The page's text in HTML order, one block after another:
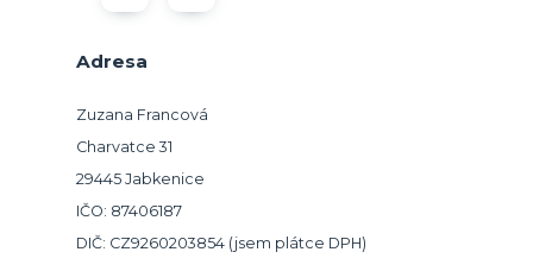
Adresa
Zuzana Francová
Charvatce 31
29445 Jabkenice
IČO: 87406187
DIČ: CZ9260203854 (jsem plátce DPH)